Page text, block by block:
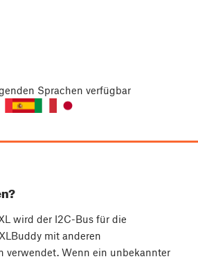
Sprachen verfügbar
wird der I2C-Bus für die
mit anderen
verwendet. Wenn ein unbekannter